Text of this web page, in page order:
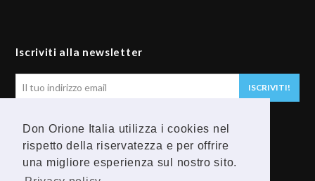
Don Orione Italia utilizza i cookies nel
rispetto della riservatezza e per offrire
una migliore esperienza sul nostro sito.
Iscriviti alla newsletter
email
ISCRIVITI!
Seguici
F Y